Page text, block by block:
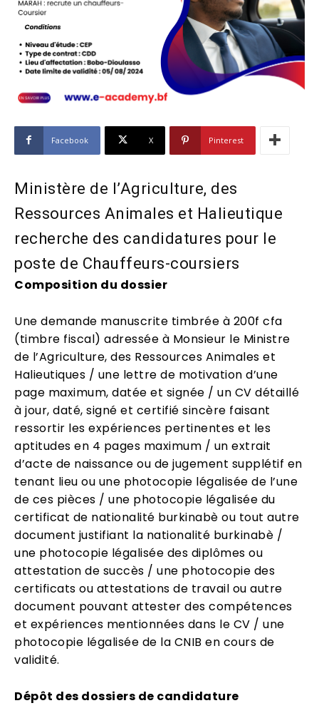
Facebook X Pinterest
Ministère de l’Agriculture, des
Ressources Animales et Halieutique
recherche des candidatures pour le
poste de Chauffeurs-coursiers
Composition du dossier
Une demande manuscrite timbrée à 200f cfa
(timbre fiscal) adressée à Monsieur le Ministre
de l’Agriculture, des Ressources Animales et
Halieutiques / une lettre de motivation d’une
page maximum, datée et signée / un CV détaillé
à jour, daté, signé et certifié sincère faisant
ressortir les expériences pertinentes et les
aptitudes en 4 pages maximum / un extrait
d’acte de naissance ou de jugement supplétif en
tenant lieu ou une photocopie légalisée de l’une
de ces pièces / une photocopie légalisée du
certificat de nationalité burkinabè ou tout autre
document justifiant la nationalité burkinabè /
une photocopie légalisée des diplômes ou
attestation de succès / une photocopie des
certificats ou attestations de travail ou autre
document pouvant attester des compétences
et expériences mentionnées dans le CV / une
photocopie légalisée de la CNIB en cours de
validité.
Dépôt des dossiers de candidature